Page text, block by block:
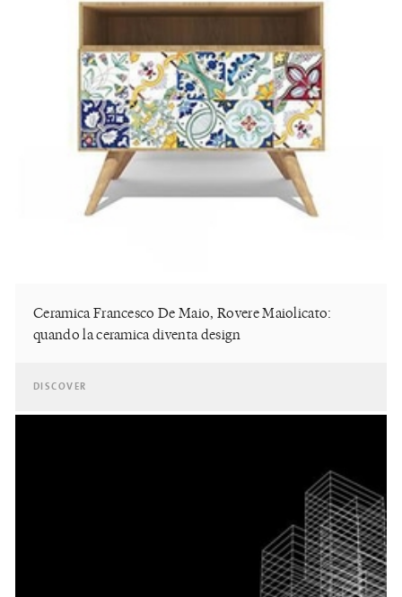
Ceramica Francesco De Maio, Rovere Maiolicato:
quando la ceramica diventa design
DISCOVER